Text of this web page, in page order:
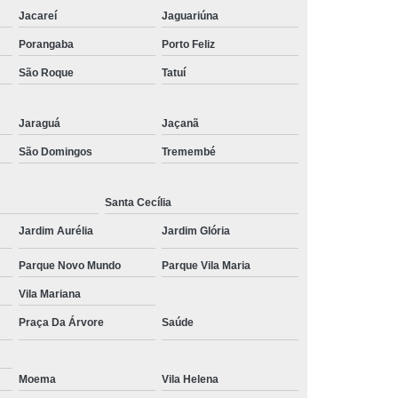
Tratamento de Estresse Pós Traumático
Tratamento Estresse Pós Traumático
Estresse Pós Traumático
de Estresse São Paulo
Estresse
Tratamento Pós Traumático
de Estresse Pós Traumático
Tratamento de Síndrome do Pânico
Transtorno do Pânico
e Síndrome do Pânico
Síndrome do Pânico
Jacareí Jaguariúna
Porangaba Porto Feliz
São Roque Tatuí
Jaraguá Jaçanã
São Domingos Tremembé
Santa Cecília
Jardim Aurélia Jardim Glória
Parque Novo Mundo Parque Vila Maria
Vila Mariana
Praça Da Árvore Saúde
Moema Vila Helena